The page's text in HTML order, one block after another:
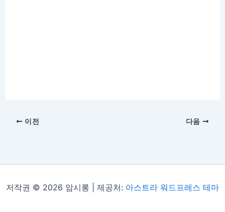
이전 다음
저작권 © 2026 암시롱 | 제공처: 아스트라 워드프레스 테마